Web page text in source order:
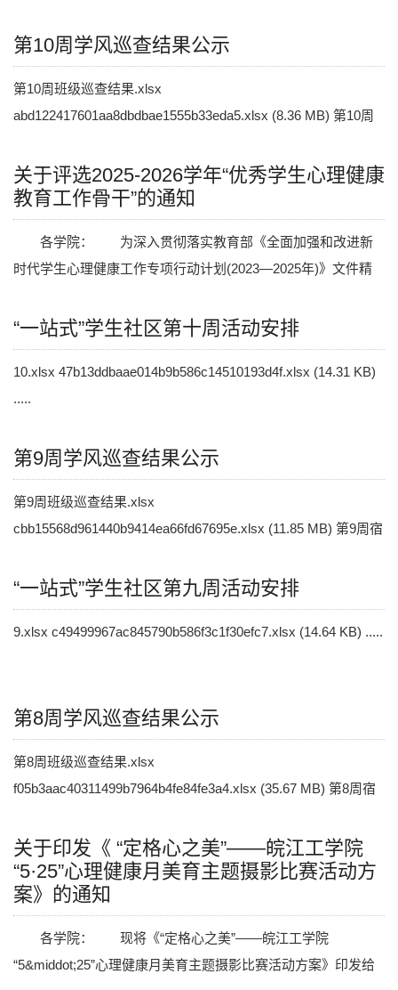
第10周学风巡查结果公示
第10周班级巡查结果.xlsx
abd122417601aa8dbdbae1555b33eda5.xlsx (8.36 MB) 第10周
关于评选2025-2026学年“优秀学生心理健康
教育工作骨干”的通知
各学院： 为深入贯彻落实教育部《全面加强和改进新
时代学生心理健康工作专项行动计划(2023—2025年)》文件精
“一站式”学生社区第十周活动安排
10.xlsx 47b13ddbaae014b9b586c14510193d4f.xlsx (14.31 KB)
.....
第9周学风巡查结果公示
第9周班级巡查结果.xlsx
cbb15568d961440b9414ea66fd67695e.xlsx (11.85 MB) 第9周宿
.....
“一站式”学生社区第九周活动安排
9.xlsx c49499967ac845790b586f3c1f30efc7.xlsx (14.64 KB) .....
第8周学风巡查结果公示
第8周班级巡查结果.xlsx
f05b3aac40311499b7964b4fe84fe3a4.xlsx (35.67 MB) 第8周宿
关于印发《 “定格心之美”——皖江工学院
“5·25”心理健康月美育主题摄影比赛活动方
案》的通知
各学院： 现将《“定格心之美”——皖江工学院
“5&middot;25”心理健康月美育主题摄影比赛活动方案》印发给